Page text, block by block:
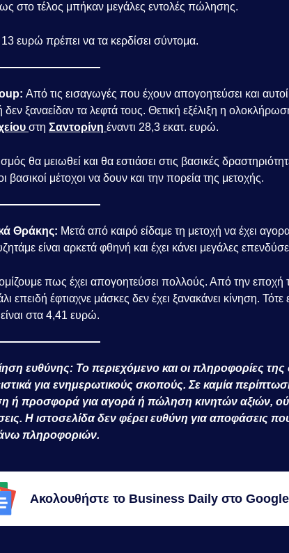
στο τέλος μπήκαν μεγάλες εντολές πώλησης.
ευρώ πρέπει να τα κερδίσει σύντομα.
Από τις εισαγωγές που έχουν απογοητεύσει και
δεν ξαναείδαν τα λεφτά τους. Θετική εξέλιξη η
στη Σαντορίνη έναντι 28,3 εκατ. ευρώ.
θα μειωθεί και θα εστιάσει στις βασικές
βασικοί μέτοχοι να δουν και την πορεία της μετοχής.
Θράκης: Μετά από καιρό είδαμε τη μετοχή να έχει
είναι αρκετά φθηνή και έχει κάνει μεγάλες
πως έχει απογοητεύσει πολλούς. Από την εποχή
επειδή έφτιαχνε μάσκες δεν έχει ξανακάνει κίνηση.
στα 4,41 ευρώ.
ευθύνης: Το περιεχόμενο και οι πληροφορίες
για ενημερωτικούς σκοπούς. Σε καμία
ή προσφορά για αγορά ή πώληση κινητών αξιών,
Η ιστοσελίδα δεν φέρει ευθύνη για αποφάσεις
πληροφοριών.
Ακολουθήστε το Business Daily στο